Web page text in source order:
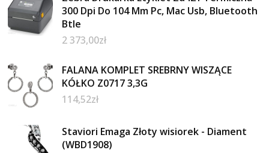
300 Dpi Do 104 Mm Pc, Mac Usb, Bluetooth
Btle
2 373,00zł
FALANA KOMPLET SREBRNY WISZĄCE
KÓŁKO Z0717 3,3G
114,52zł
Staviori Emaga Złoty wisiorek - Diament
(WBD1908)